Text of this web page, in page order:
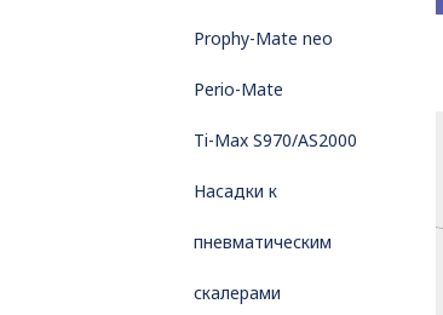
Prophy-Mate neo
Perio-Mate
Ti-Max S970/AS2000
Насадки к
пневматическим
скалерами